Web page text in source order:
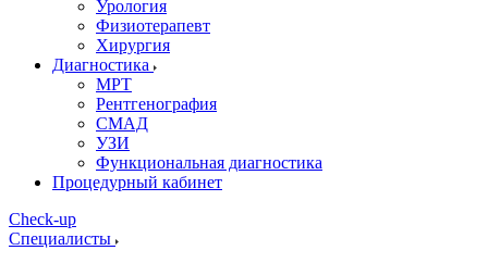
Урология
Физиотерапевт
Хирургия
Диагностика
МРТ
Рентгенография
СМАД
УЗИ
Функциональная диагностика
Процедурный кабинет
Cheсk-up
Специалисты